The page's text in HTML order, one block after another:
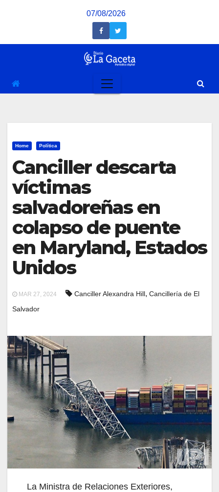
07/08/2026
Home Política
Canciller descarta
víctimas
salvadoreñas en
colapso de puente
en Maryland, Estados
Unidos
MAR 27, 2024 Canciller Alexandra Hill, Cancillería de El
Salvador
La Ministra de Relaciones Exteriores,